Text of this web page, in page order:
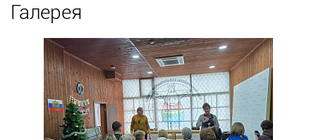
Галерея